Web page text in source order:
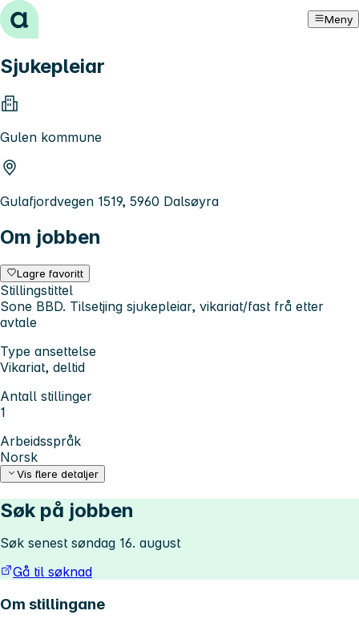
Hopp til innhold Meny
Sjukepleiar
Gulen kommune
Gulafjordvegen 1519, 5960 Dalsøyra
Om jobben
Lagre favoritt
Stillingstittel
Sone BBD. Tilsetjing sjukepleiar, vikariat/fast frå etter
avtale
Type ansettelse
Vikariat, deltid
Antall stillinger
1
Arbeidsspråk
Norsk
Vis flere detaljer
Søk på jobben
Søk senest søndag 16. august
Gå til søknad
Om stillingane